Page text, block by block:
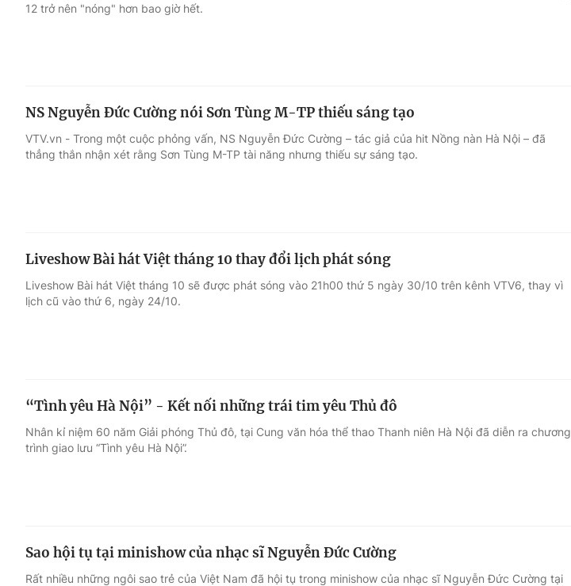
12 trở nên "nóng" hơn bao giờ hết.
NS Nguyễn Đức Cường nói Sơn Tùng M-TP thiếu sáng tạo
VTV.vn - Trong một cuộc phỏng vấn, NS Nguyễn Đức Cường – tác giả của hit Nồng nàn Hà Nội – đã
thẳng thắn nhận xét rằng Sơn Tùng M-TP tài năng nhưng thiếu sự sáng tạo.
Liveshow Bài hát Việt tháng 10 thay đổi lịch phát sóng
Liveshow Bài hát Việt tháng 10 sẽ được phát sóng vào 21h00 thứ 5 ngày 30/10 trên kênh VTV6, thay vì
lịch cũ vào thứ 6, ngày 24/10.
“Tình yêu Hà Nội” - Kết nối những trái tim yêu Thủ đô
Nhân kỉ niệm 60 năm Giải phóng Thủ đô, tại Cung văn hóa thể thao Thanh niên Hà Nội đã diễn ra chương
trình giao lưu “Tình yêu Hà Nội”.
Sao hội tụ tại minishow của nhạc sĩ Nguyễn Đức Cường
Rất nhiều những ngôi sao trẻ của Việt Nam đã hội tụ trong minishow của nhạc sĩ Nguyễn Đức Cường tại